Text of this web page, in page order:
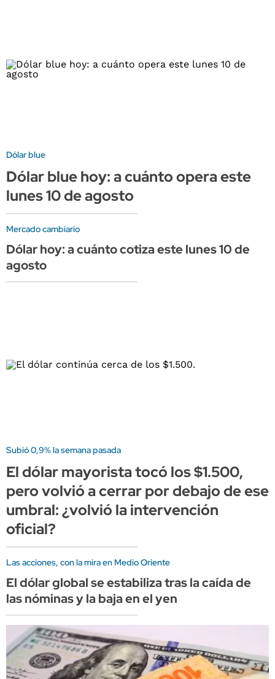
Dólar blue
Dólar blue hoy: a cuánto opera este
lunes 10 de agosto
Mercado cambiario
Dólar hoy: a cuánto cotiza este lunes 10 de
agosto
Subió 0,9% la semana pasada
El dólar mayorista tocó los $1.500,
pero volvió a cerrar por debajo de ese
umbral: ¿volvió la intervención
oficial?
Las acciones, con la mira en Medio Oriente
El dólar global se estabiliza tras la caída de
las nóminas y la baja en el yen